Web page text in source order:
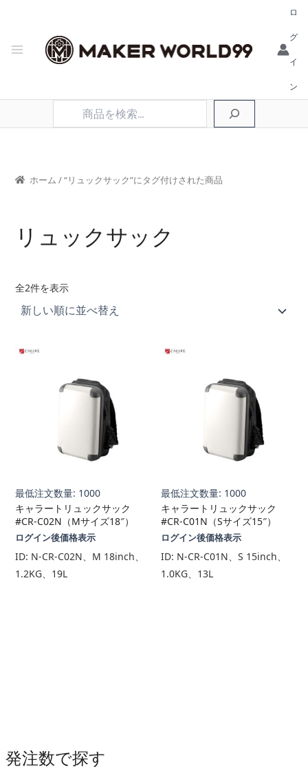
ロ
グ
イ
ン
発注数で探す
ホーム / “リュックサック”にタグ付けされた商品
リュックサック
全2件を表示新
い
順
最低注文数量: 1000
キャラートリュックサック
#CR-C02N（Mサイズ18″）
ログイン後価格表示
ID: N-CR-C02N、M 18inch、
1.2KG、19L
最低注文数量: 1000
キャラートリュックサック
#CR-C01N（Sサイズ15″）
ログイン後価格表示
ID: N-CR-C01N、S 15inch、
1.0KG、13L